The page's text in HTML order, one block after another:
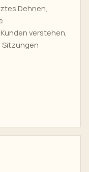
Dehnen,
verstehen,
Sitzungen